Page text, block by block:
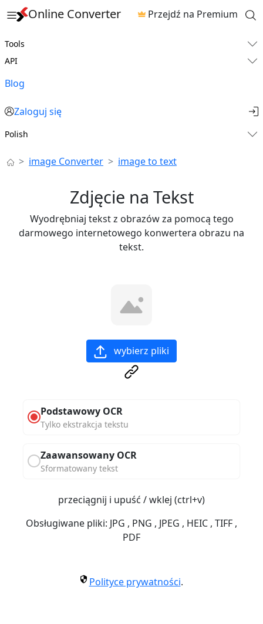
Online Converter Przejdź na Premium
Tools
API
Blog
Zaloguj się
Polish
image Converter image to text
Zdjęcie na Tekst
Wyodrębniaj tekst z obrazów za pomocą tego
darmowego internetowego konwertera obrazu na
tekst.
wybierz pliki
Podstawowy OCR
Tylko ekstrakcja tekstu
Zaawansowany OCR
Sformatowany tekst
przeciągnij i upuść / wklej (ctrl+v)
Obsługiwane pliki: JPG , PNG , JPEG , HEIC , TIFF ,
PDF
Polityce prywatności.